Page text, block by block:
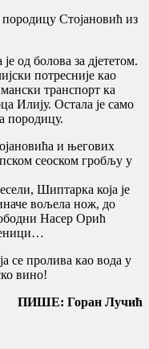
Стојановић из
од болова за дјететом.
потресније као
транспорт ка
Илију. Остала је само
породицу.
и његових
сеоском гробљу у
Шиптарка која је
вољела нож, до
Насер Орић
се пролива као вода у
вино!
ПИШЕ: Горан Лучић